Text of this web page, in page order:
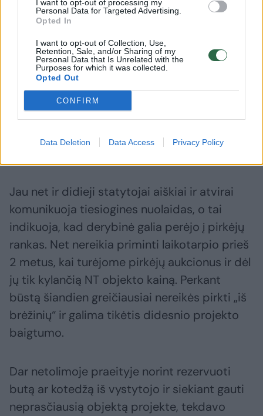
I want to opt-out of processing my
Personal Data for Targeted Advertising.
Opted In
I want to opt-out of Collection, Use,
Retention, Sale, and/or Sharing of my
Personal Data that Is Unrelated with the
Purposes for which it was collected.
Opted Out
CONFIRM
Data Deletion Data Access Privacy Policy
moka tie, kas pasiėmė paskolas prieš 2
metus, nei tie, kurie jas pasiėmė dabar“, –
svarsto Ignas. Šiandieninė rinka – pirkėjo
rinka dėl gerokai padidėjusios laisvo būsto
pasiūlos ir sumažėjusios pirkėjų paklausos.
Pasak brokerio, šiandien pirkėjas savo
rankose turi daugiau „kozirių“ derėtis ir
susitarti dėl didesnių nuolaidų už savo
Jau net ir didieji statytojai aiškiai ir atvirai
komunikuoja tiesiogines nuolaidas, o tai
indikuoja, kad derybinė galia perėjo į pirkėjų
rankas. Net nereikia priminti laikotarpio prieš
2 metus, kai turėjome pirkėjų aukcionus ir dėl
jų tik kylančią NT objekto kainą. Perkant
būstą šiandien greičiausiai nereikės pirkti „iš
brėžinių“ ir galima tikėtis didesnio projekto
baigtumo.
Dar netolimoje praeityje norint rezervuoti
butą ar kotedžą iš vystytojo ir siekiant gauti
neprasčiausią objektą projekte, tekdavo